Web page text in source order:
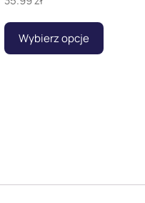
Wybierz opcje